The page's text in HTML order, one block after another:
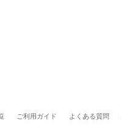
ご利用ガイド よくある質問